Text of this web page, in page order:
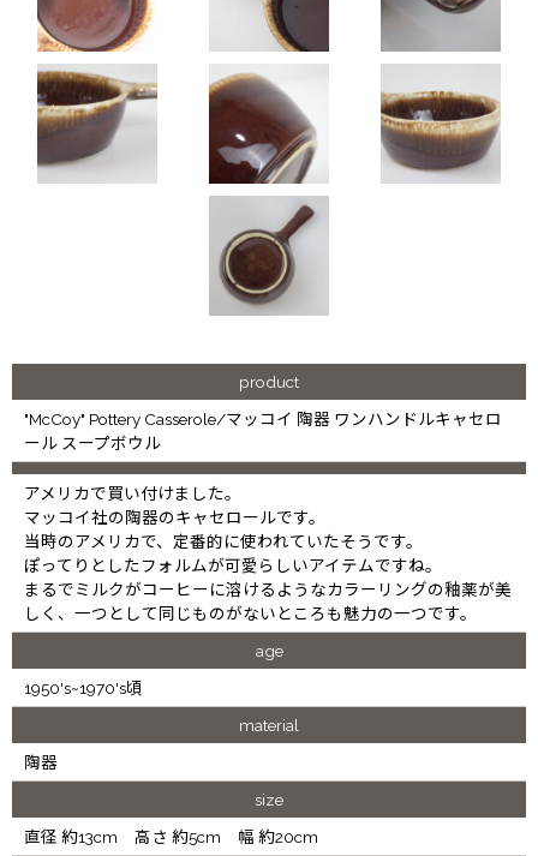
product
"McCoy" Pottery Casserole/マッコイ 陶器 ワンハンドルキャセロ
ール スープボウル
アメリカで買い付けました。
マッコイ社の陶器のキャセロールです。
当時のアメリカで、定番的に使われていたそうです。
ぽってりとしたフォルムが可愛らしいアイテムですね。
まるでミルクがコーヒーに溶けるようなカラーリングの釉薬が美
しく、一つとして同じものがないところも魅力の一つです。
age
1950's~1970's頃
material
陶器
size
直径 約13cm 高さ 約5cm 幅 約20cm